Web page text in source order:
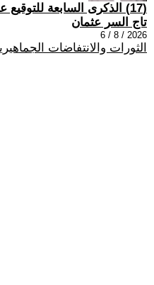
(17) الذكرى السابعة للتوقيع على الوثيقة الدستورية
تاج السر عثمان
2026 / 8 / 6
الثورات والانتفاضات